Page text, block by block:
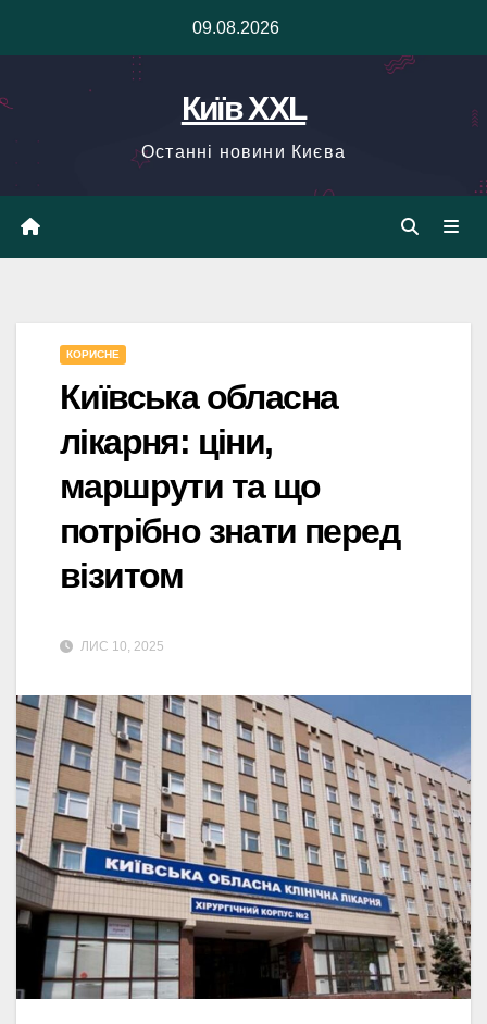
09.08.2026
Київ XXL
Останні новини Києва
КОРИСНЕ
Київська обласна
лікарня: ціни,
маршрути та що
потрібно знати перед
візитом
ЛИС 10, 2025